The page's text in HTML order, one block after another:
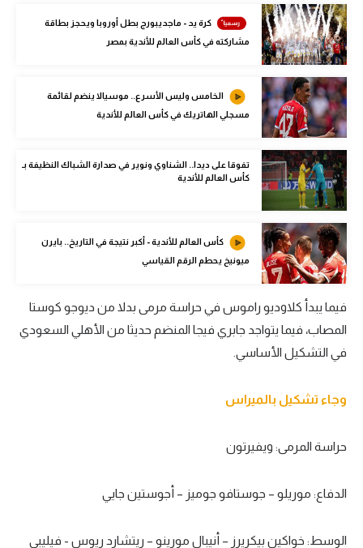
كرة يد
كرة طائرة
الوطن العربي
في المونديال
رياضة نسائية
آسيا
ركن الألعاب
أقسام خاصة
Gamers
ميركاتو
تحقيق في الجول
تحليل في الجول
حكايات في الجول
كرة يد - ماجديبورج بطل أوروبا ويحجز بطاقة
مشاركته في كأس العالم للأندية بمصر
الخامس وليس الأسرع.. موسيالا ينضم لقائمة
مسجلي الهاتريك في كأس العالم للأندية
تفوقا على ديدا.. الشناوي ونوير في صدارة الشباك النظيفة بـ
كأس العالم للأندية
كأس العالم للأندية - أكبر نتيجة في التاريخ.. بايرن
ميونيخ يحطم الرقم القياسي
فيما يبدأ كلاوديو راموس في حراسة مرمى بدلا من ديوجو كوستا
المصاب، فيما يتواجد جابري فيجا المنضم حديثا من الأهلي السعودي
في التشكيل الأساسي.
وجاء تشكيل بالميراس
حراسة المرمى: ويفيرتون
الدفاع: موريلو – جوستافو جوميز – أجوستين جايي
الوسط: خواكين بيكريرز – أنيبال مورينو – ريتشارد ريوس - فيليبي